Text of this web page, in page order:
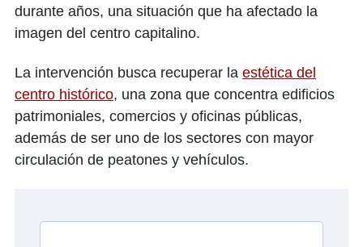
durante años, una situación que ha afectado la
imagen del centro capitalino.
La intervención busca recuperar la estética del
centro histórico, una zona que concentra edificios
patrimoniales, comercios y oficinas públicas,
además de ser uno de los sectores con mayor
circulación de peatones y vehículos.